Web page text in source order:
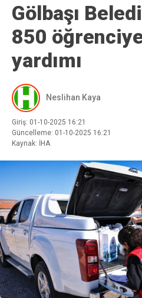
Gölbaşı
850
yardımı
Neslihan Kaya
Giriş: 01-10-2025 16:21
Güncelleme: 01-10-2025 16:21
Kaynak: İHA